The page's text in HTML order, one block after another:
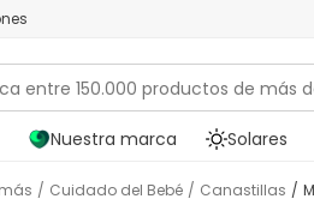
Nuestra marca Solares
/ Cuidado del Bebé / Canastillas /